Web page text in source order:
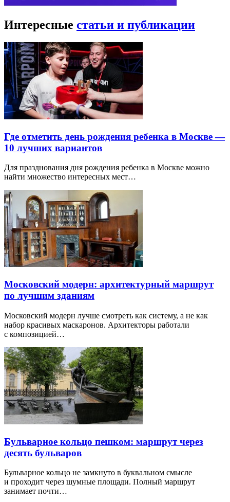
Интересные статьи и публикации
Где отметить день рождения ребенка в Москве —
10 лучших вариантов
Для празднования дня рождения ребенка в Москве можно
найти множество интересных мест…
Московский модерн: архитектурный маршрут
по лучшим зданиям
Московский модерн лучше смотреть как систему, а не как
набор красивых маскаронов. Архитекторы работали
с композицией…
Бульварное кольцо пешком: маршрут через
десять бульваров
Бульварное кольцо не замкнуто в буквальном смысле
и проходит через шумные площади. Полный маршрут
занимает почти…